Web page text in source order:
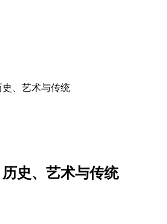
、艺术与传统
史、艺术与传统